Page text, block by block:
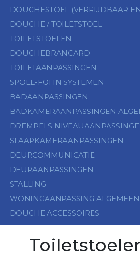
DOUCHESTOEL (VERRIJDBAAR
DOUCHE / TOILETSTOEL
TOILETSTOELEN
DOUCHEBRANCARD
TOILETAANPASSINGEN
SPOEL-FÖHN SYSTEMEN
BADAANPASSINGEN
BADKAMERAANPASSINGEN
DREMPELS
SLAAPKAMERAANPASSINGEN
DEURCOMMUNICATIE
DEURAANPASSINGEN
STALLING
WONINGAANPASSING ALGEMEEN
DOUCHE ACCESSOIRES